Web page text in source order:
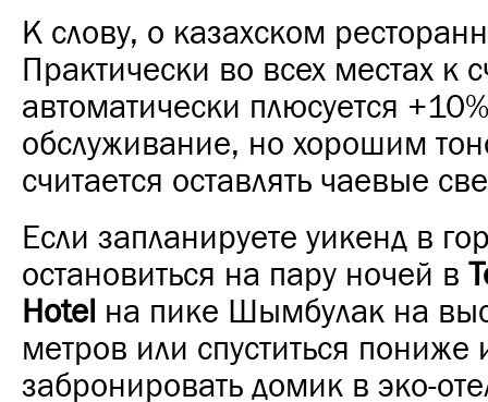
К слову, о казахском
Практически во всех местах к
автоматически плюсуется
обслуживание, но хорошим
считается оставлять чаевые
Если запланируете уикенд в
остановиться на пару ночей в
Hotel на пике Шымбулак на
метров или спуститься пониже
забронировать домик в эко-